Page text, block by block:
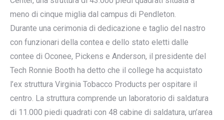
meno di cinque miglia dal campus di Pendleton.
Durante una cerimonia di dedicazione e taglio del nastro
con funzionari della contea e dello stato eletti dalle
contee di Oconee, Pickens e Anderson, il presidente del
Tech Ronnie Booth ha detto che il college ha acquistato
l’ex struttura Virginia Tobacco Products per ospitare il
centro. La struttura comprende un laboratorio di saldatura
di 11.000 piedi quadrati con 48 cabine di saldatura, un’area